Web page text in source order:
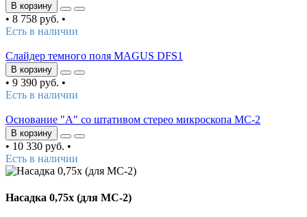
В корзину
• 8 758 руб. •
Есть в наличии
Слайдер темного поля MAGUS DFS1
В корзину
• 9 390 руб. •
Есть в наличии
Основание "А" со штативом стерео микроскопа МС-2
В корзину
• 10 330 руб. •
Есть в наличии
Насадка 0,75х (для MC-2)